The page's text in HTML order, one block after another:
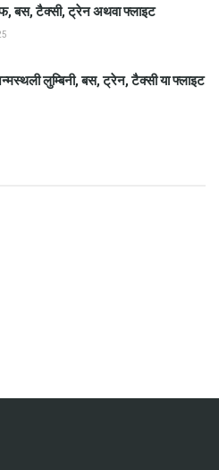
बस, टैक्सी, ट्रेन अथवा फ्लाइट
लुम्बिनी, बस, ट्रेन, टैक्सी या फ्लाइट